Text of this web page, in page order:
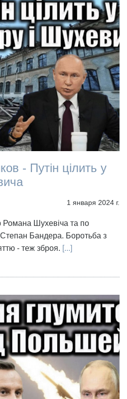
- Путін цілить у
1 января 2024 г.
Романа Шухевіча та по
Степан Бандера. Боротьба з
- теж зброя. [...]